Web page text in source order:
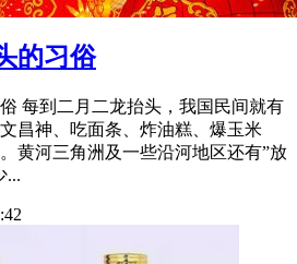
的习俗
每到二月二龙抬头，我国民间就有
昌神、吃面条、炸油糕、爆玉米
黄河三角洲及一些沿河地区还有”放
...